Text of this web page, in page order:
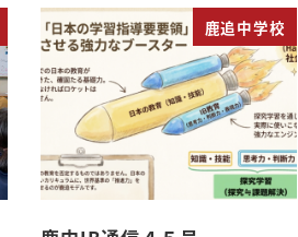
鹿追中学校